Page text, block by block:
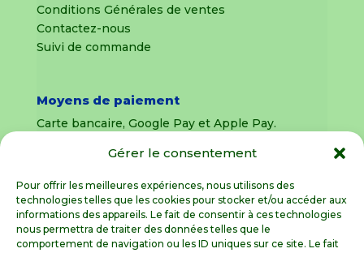
Gérer le consentement
Pour offrir les meilleures expériences, nous utilisons des
technologies telles que les cookies pour stocker et/ou accéder aux
informations des appareils. Le fait de consentir à ces technologies
nous permettra de traiter des données telles que le
comportement de navigation ou les ID uniques sur ce site. Le fait
Conditions Générales de ventes
Contactez-nous
Suivi de commande
Moyens de paiement
Carte bancaire, Google Pay et Apple Pay.
uniquement
Livraison sous 8 jours pour les pièces
détachées
Livraisons sous 15 jours pour les outillages de